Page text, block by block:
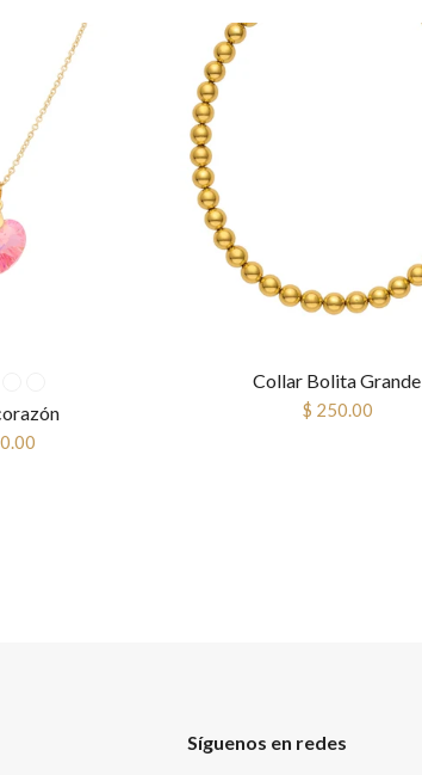
Collar Bolita Grande
$ 250.00
Síguenos en redes